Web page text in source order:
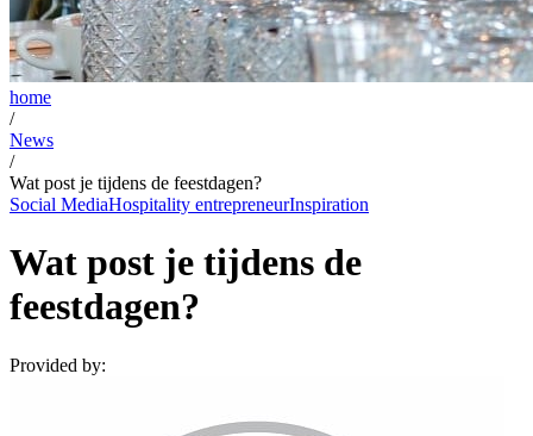
home
/
News
/
Wat post je tijdens de feestdagen?
Social MediaHospitality entrepreneurInspiration
Wat post je tijdens de
feestdagen?
Provided by: